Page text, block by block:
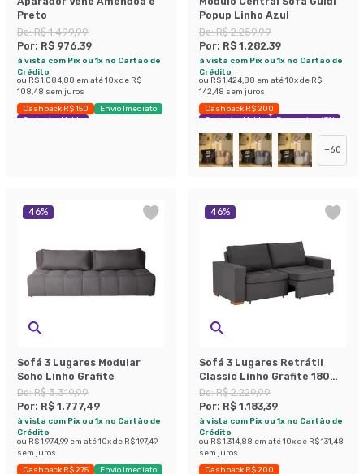
Preto
De:R$ 1.499,99
Por: R$ 976,39
à vista com Pix ou 1x no Cartão de
Crédito
ou R$ 1.084,88 em até10x de R$
108,48 sem juros
Cashback R$ 150
Envio Imediato
Exclusivo Mobly
Popup Linho Azul
De:R$ 2.259,99
Por: R$ 1.282,39
à vista com Pix ou 1x no Cartão de
Crédito
ou R$ 1.424,88 em até10x de R$
142,48 sem juros
Cashback R$ 200
Exclusivo Mobly
Economize 43%
+60
46%
Sofá 3 Lugares Modular
Soho Linho Grafite
De:R$ 3.319,99
Por: R$ 1.777,49
à vista com Pix ou 1x no Cartão de
Crédito
ou R$ 1.974,99 em até10x de R$ 197,49
sem juros
Cashback R$ 275
Envio Imediato
46%
Sofá 3 Lugares Retrátil
Classic Linho Grafite 180
cm
De:R$ 2.229,99
Por: R$ 1.183,39
à vista com Pix ou 1x no Cartão de
Crédito
ou R$ 1.314,88 em até10x de R$ 131,48
sem juros
Cashback R$ 200